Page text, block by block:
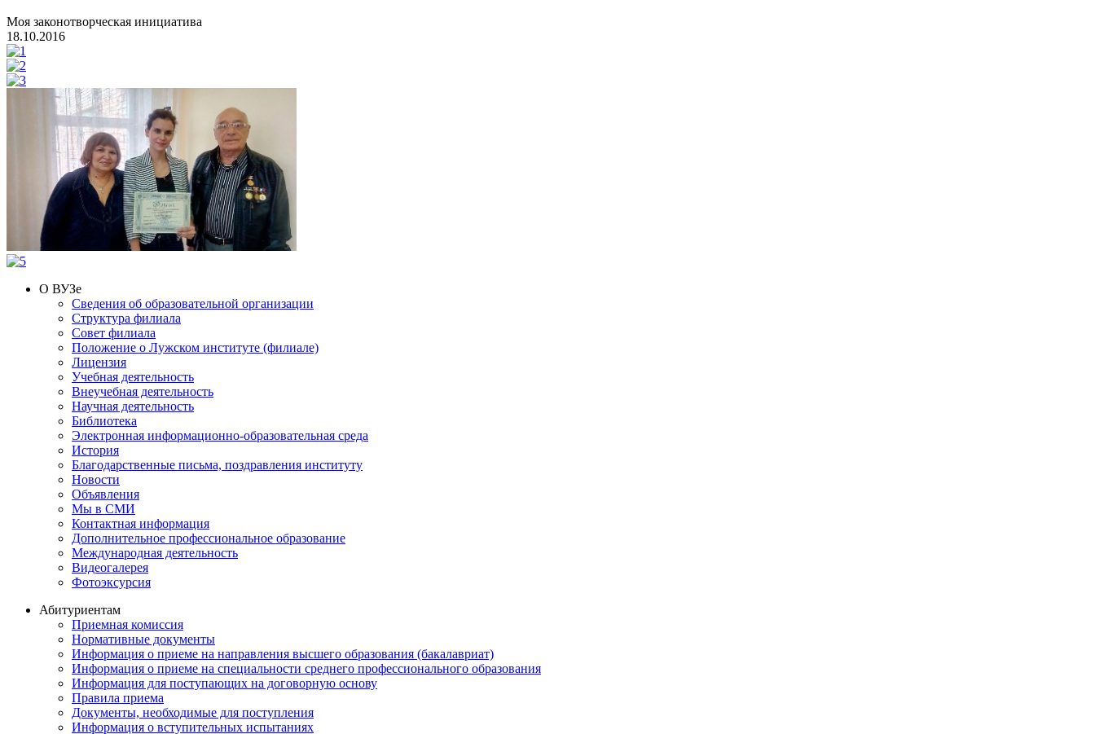
Моя законотворческая инициатива
18.10.2016
О ВУЗе
Сведения об образовательной организации
Структура филиала
Совет филиала
Положение о Лужском институте (филиале)
Лицензия
Учебная деятельность
Внеучебная деятельность
Научная деятельность
Библиотека
Электронная информационно-образовательная среда
История
Благодарственные письма, поздравления институту
Новости
Объявления
Мы в СМИ
Контактная информация
Дополнительное профессиональное образование
Международная деятельность
Видеогалерея
Фотоэксурсия
Абитуриентам
Приемная комиссия
Нормативные документы
Информация о приеме на направления высшего образования (бакалавриат)
Информация о приеме на специальности среднего профессионального образования
Информация для поступающих на договорную основу
Правила приема
Документы, необходимые для поступления
Информация о вступительных испытаниях